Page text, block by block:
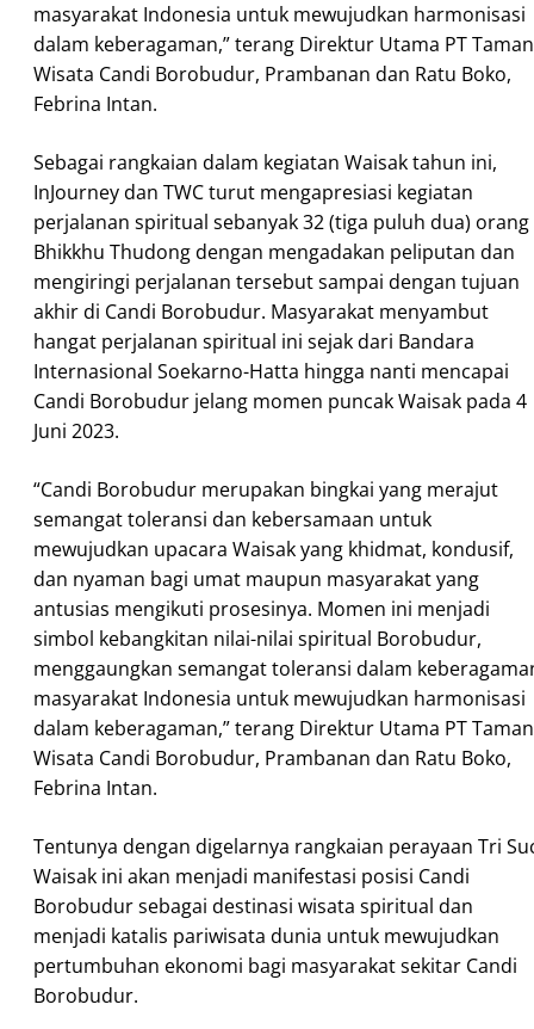
masyarakat Indonesia untuk mewujudkan harmonisasi
dalam keberagaman,” terang Direktur Utama PT Taman
Wisata Candi Borobudur, Prambanan dan Ratu Boko,
Febrina Intan.
Sebagai rangkaian dalam kegiatan Waisak tahun ini,
InJourney dan TWC turut mengapresiasi kegiatan
perjalanan spiritual sebanyak 32 (tiga puluh dua) orang
Bhikkhu Thudong dengan mengadakan peliputan dan
mengiringi perjalanan tersebut sampai dengan tujuan
akhir di Candi Borobudur. Masyarakat menyambut
hangat perjalanan spiritual ini sejak dari Bandara
Internasional Soekarno-Hatta hingga nanti mencapai
Candi Borobudur jelang momen puncak Waisak pada 4
Juni 2023.
“Candi Borobudur merupakan bingkai yang merajut
semangat toleransi dan kebersamaan untuk
mewujudkan upacara Waisak yang khidmat, kondusif,
dan nyaman bagi umat maupun masyarakat yang
antusias mengikuti prosesinya. Momen ini menjadi
simbol kebangkitan nilai-nilai spiritual Borobudur,
menggaungkan semangat toleransi dalam
masyarakat Indonesia untuk mewujudkan harmonisasi
dalam keberagaman,” terang Direktur Utama PT Taman
Wisata Candi Borobudur, Prambanan dan Ratu Boko,
Febrina Intan.
Tentunya dengan digelarnya rangkaian perayaan Tri
Waisak ini akan menjadi manifestasi posisi Candi
Borobudur sebagai destinasi wisata spiritual dan
menjadi katalis pariwisata dunia untuk mewujudkan
pertumbuhan ekonomi bagi masyarakat sekitar Candi
Borobudur.